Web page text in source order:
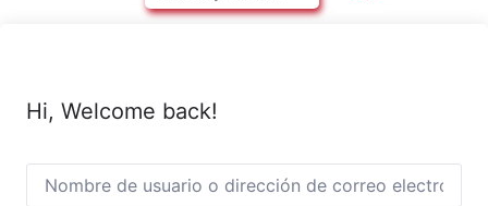
Hi, Welcome back!